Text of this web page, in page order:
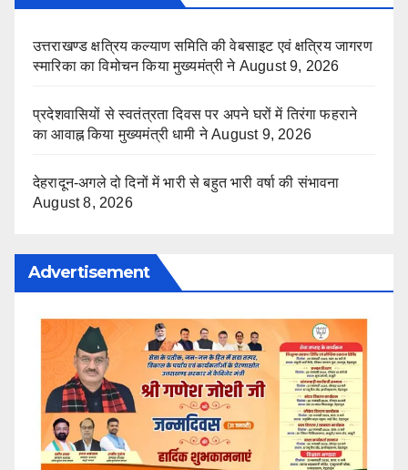
उत्तराखण्ड क्षत्रिय कल्याण समिति की वेबसाइट एवं क्षत्रिय जागरण
स्मारिका का विमोचन किया मुख्यमंत्री ने August 9, 2026
प्रदेशवासियों से स्वतंत्रता दिवस पर अपने घरों में तिरंगा फहराने
का आवाह्न किया मुख्यमंत्री धामी ने August 9, 2026
देहरादून-अगले दो दिनों में भारी से बहुत भारी वर्षा की संभावना
August 8, 2026
Advertisement